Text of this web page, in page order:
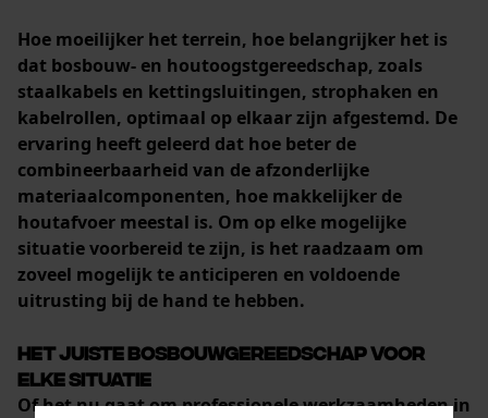
Hoe moeilijker het terrein, hoe belangrijker het is
dat bosbouw- en houtoogstgereedschap, zoals
staalkabels en kettingsluitingen, strophaken en
kabelrollen, optimaal op elkaar zijn afgestemd. De
ervaring heeft geleerd dat hoe beter de
combineerbaarheid van de afzonderlijke
materiaalcomponenten, hoe makkelijker de
houtafvoer meestal is. Om op elke mogelijke
situatie voorbereid te zijn, is het raadzaam om
zoveel mogelijk te anticiperen en voldoende
uitrusting bij de hand te hebben.
Het juiste bosbouwgereedschap voor
elke situatie
Of het nu gaat om professionele werkzaamheden in